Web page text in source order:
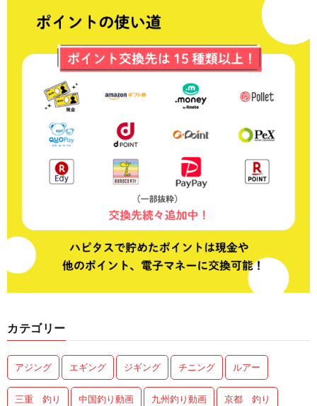
カテゴリー
アジング エギング ジギング チニング ルアー
三重 釣り 中国釣り動画 九州釣り動画 京都 釣り